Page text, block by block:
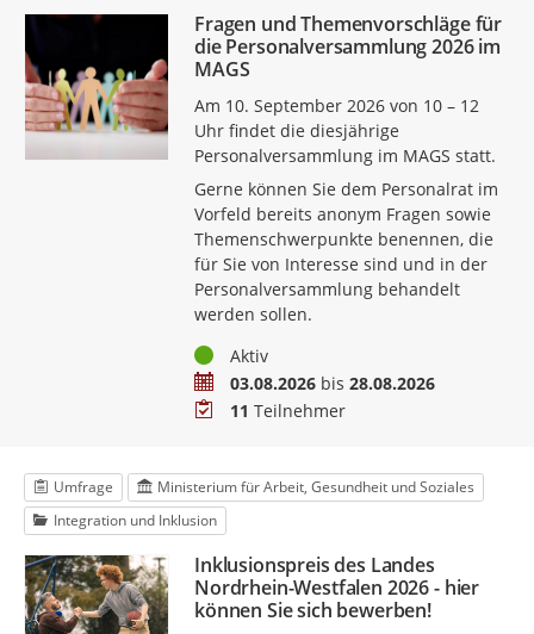
Fragen und Themenvorschläge für
die Personalversammlung 2026 im
MAGS
Am 10. September 2026 von 10 – 12
Uhr findet die diesjährige
Personalversammlung im MAGS statt.
Gerne können Sie dem Personalrat im
Vorfeld bereits anonym Fragen sowie
Themenschwerpunkte benennen, die
für Sie von Interesse sind und in der
Personalversammlung behandelt
werden sollen.
StatusAktiv
Zeitraum03.08.2026bis 28.08.2026
Teilnehmer
11 Teilnehmer
Umfrage
Ministerium für Arbeit, Gesundheit und Soziales
Integration und Inklusion
Inklusionspreis des Landes
Nordrhein-Westfalen 2026 - hier
können Sie sich bewerben!